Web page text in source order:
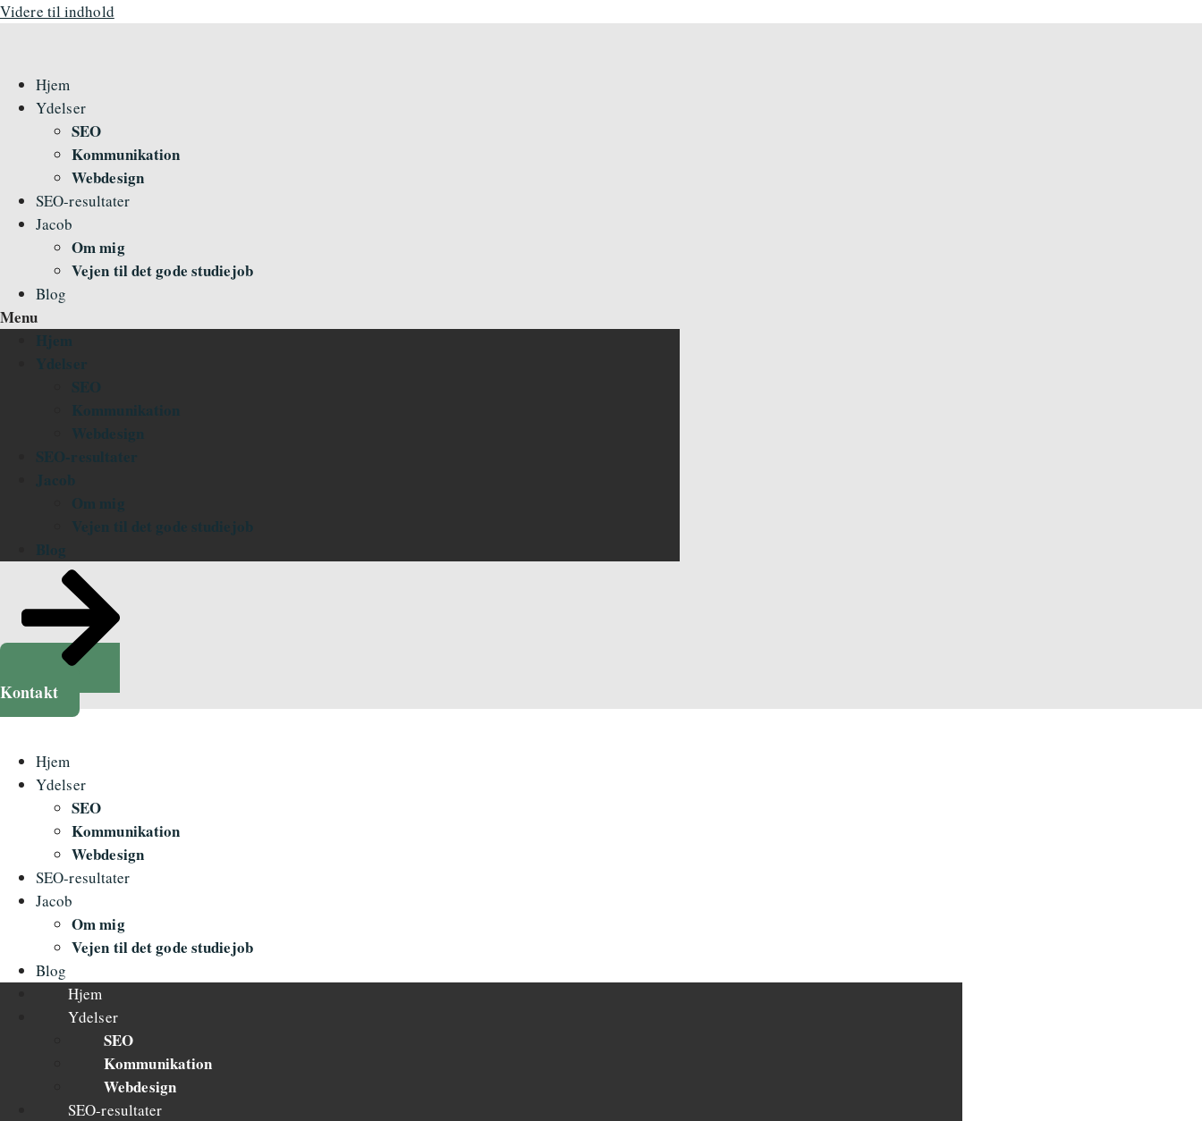
Videre til indhold
Hjem
Ydelser
SEO
Kommunikation
Webdesign
SEO-resultater
Jacob
Om mig
Vejen til det gode studiejob
Blog
Menu
Hjem
Ydelser
SEO
Kommunikation
Webdesign
SEO-resultater
Jacob
Om mig
Vejen til det gode studiejob
Blog
Kontakt
Hjem
Ydelser
SEO
Kommunikation
Webdesign
SEO-resultater
Jacob
Om mig
Vejen til det gode studiejob
Blog
Hjem
Ydelser
SEO
Kommunikation
Webdesign
SEO-resultater